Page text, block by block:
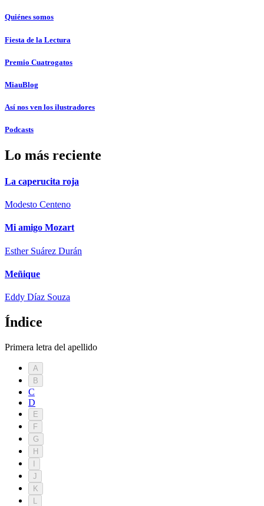
Quiénes somos
Fiesta de la Lectura
Premio Cuatrogatos
MiauBlog
Así nos ven los ilustradores
Podcasts
Lo más reciente
La caperucita roja
Modesto Centeno
Mi amigo Mozart
Esther Suárez Durán
Meñique
Eddy Dí­az Souza
Índice
Primera letra del apellido
A
B
C
D
E
F
G
H
J
K